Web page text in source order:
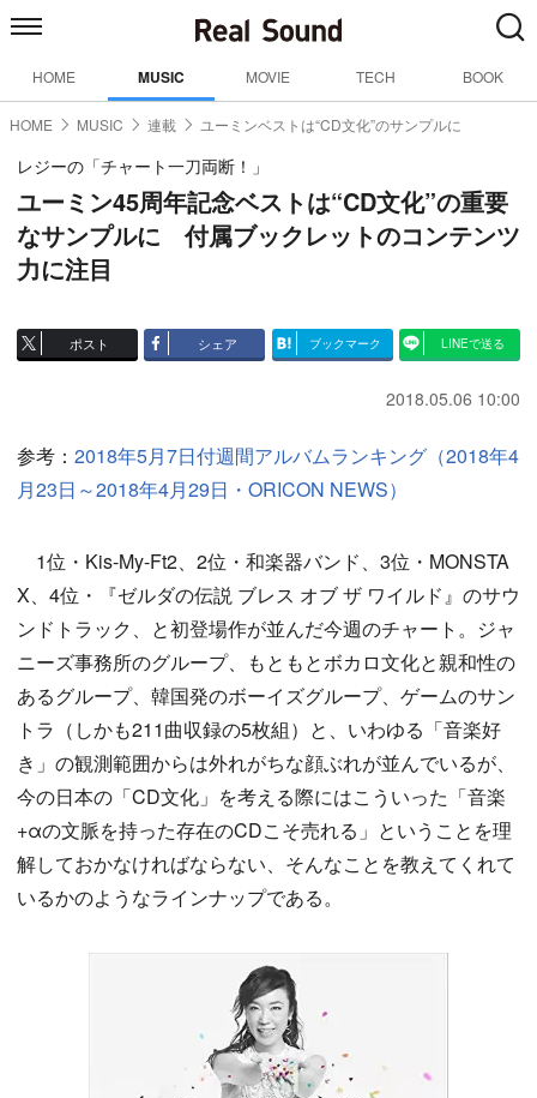
HOME MUSIC MOVIE TECH BOOK
HOME MUSIC 連載 ユーミンベストは“CD文化”のサンプルに
レジーの「チャート一刀両断！」
ユーミン45周年記念ベストは“CD文化”の重要
なサンプルに 付属ブックレットのコンテンツ
力に注目
ポスト シェア ブックマーク LINEで送る
2018.05.06 10:00
参考： 2018年5月7日付週間アルバムランキング（2018年4
月23日～2018年4月29日・ORICON NEWS）
1位・Kis-My-Ft2、2位・和楽器バンド、3位・MONSTA
X、4位・『ゼルダの伝説 ブレス オブ ザ ワイルド』のサウ
ンドトラック、と初登場作が並んだ今週のチャート。ジャ
ニーズ事務所のグループ、もともとボカロ文化と親和性の
あるグループ、韓国発のボーイズグループ、ゲームのサン
トラ（しかも211曲収録の5枚組）と、いわゆる「音楽好
き」の観測範囲からは外れがちな顔ぶれが並んでいるが、
今の日本の「CD文化」を考える際にはこういった「音楽
+αの文脈を持った存在のCDこそ売れる」ということを理
解しておかなければならない、そんなことを教えてくれて
いるかのようなラインナップである。